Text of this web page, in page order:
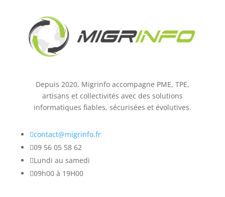
Depuis 2020, Migrinfo accompagne PME, TPE,
artisans et collectivités avec des solutions
informatiques fiables, sécurisées et évolutives.
contact@migrinfo.fr
09 56 05 58 62
Lundi au samedi
09h00 à 19H00